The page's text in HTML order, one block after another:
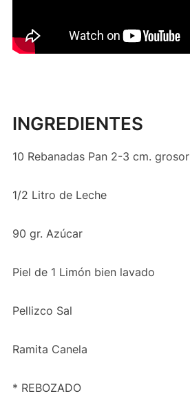
INGREDIENTES
10 Rebanadas Pan 2-3 cm. grosor
1/2 Litro de Leche
90 gr. Azúcar
Piel de 1 Limón bien lavado
Pellizco Sal
Ramita Canela
* REBOZADO